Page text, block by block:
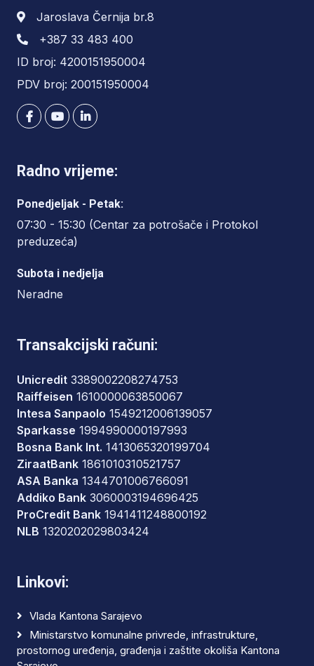
Jaroslava Černija br.8
+387 33 483 400
ID broj: 4200151950004
PDV broj: 200151950004
Radno vrijeme:
Ponedjeljak - Petak:
07:30 - 15:30 (Centar za potrošače i Protokol
preduzeća)
Subota i nedjelja
Neradne
Transakcijski računi:
Unicredit 3389002208274753
Raiffeisen 1610000063850067
Intesa Sanpaolo 1549212006139057
Sparkasse 1994990000197993
Bosna Bank Int. 1413065320199704
ZiraatBank 1861010310521757
ASA Banka 1344701006766091
Addiko Bank 3060003194696425
ProCredit Bank 1941411248800192
NLB 1320202029803424
Linkovi:
Vlada Kantona Sarajevo
Ministarstvo komunalne privrede, infrastrukture,
prostornog uređenja, građenja i zaštite okoliša Kantona